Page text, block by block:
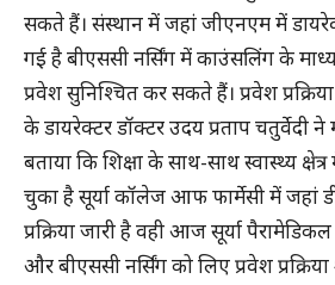
सकते हैं। संस्थान में जहां जीएनएम में
गई है बीएससी नर्सिंग में काउंसलिंग के
प्रवेश सुनिश्चित कर सकते हैं। प्रवेश
के डायरेक्टर डॉक्टर उदय प्रताप चतुर्वेदी ने
बताया कि शिक्षा के साथ-साथ स्वास्थ्य
चुका है सूर्या कॉलेज आफ फार्मेसी में जहां
प्रक्रिया जारी है वही आज सूर्या
और बीएससी नर्सिंग को लिए प्रवेश